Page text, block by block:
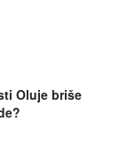
Oluje briše